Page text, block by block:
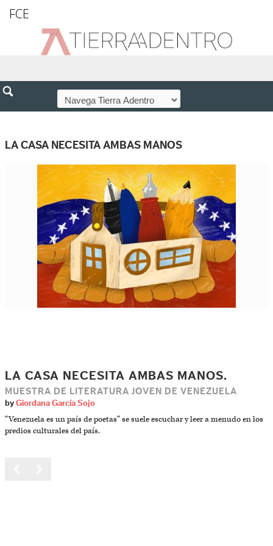
FCE
LA CASA NECESITA AMBAS MANOS
LA CASA NECESITA AMBAS MANOS.
MUESTRA DE LITERATURA JOVEN DE VENEZUELA
by Giordana García Sojo
“Venezuela es un país de poetas” se suele escuchar y leer a menudo en los
predios culturales del país.